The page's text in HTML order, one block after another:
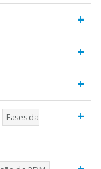
+
+
+
+
Fases da